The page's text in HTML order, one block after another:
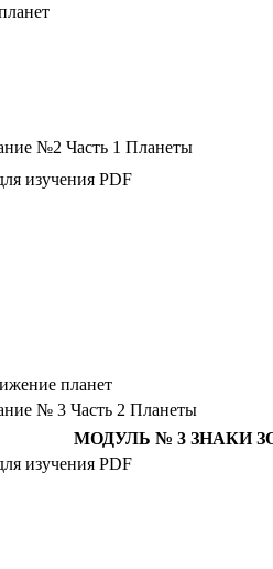
№2 Часть 1 Планеты
изучения PDF
планет
№ 3 Часть 2 Планеты
МОДУЛЬ № 3 ЗНАКИ
изучения PDF